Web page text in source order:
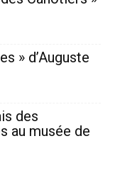
» d’Auguste
des
au musée de